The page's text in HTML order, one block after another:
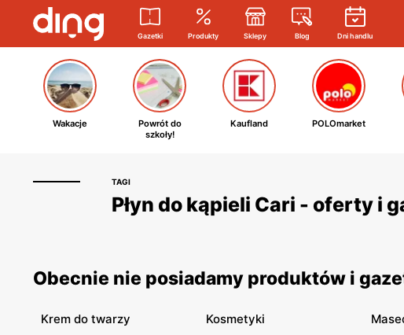
Gazetki Produkty Sklepy Blog Dni handlu
Wakacje
Powrót do
szkoły!
Kaufland POLOmarket
TAGI
Płyn do kąpieli Cari - oferty i
Obecnie nie posiadamy produktów i
Krem do twarzy Kosmetyki